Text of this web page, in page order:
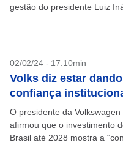
gestão do presidente Luiz
02/02/24 - 17:10min
Volks diz estar
confiança
O presidente da
afirmou que o investimento
Brasil até 2028 mostra a